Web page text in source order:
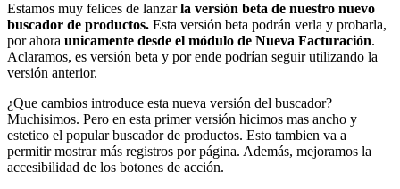
Estamos muy felices de lanzarla versión beta de nuestro nuevo
buscador de productos. Esta versión beta podrán verla y probarla,
por ahora unicamente desde el módulo de Nueva Facturación.
Aclaramos, es versión beta y por ende podrían seguir utilizando la
versión anterior.
¿Que cambios introduce esta nueva versión del buscador?
Muchisimos. Pero en esta primer versión hicimos mas ancho y
estetico el popular buscador de productos. Esto tambien va a
permitir mostrar más registros por página. Además, mejoramos la
accesibilidad de los botones de acción.